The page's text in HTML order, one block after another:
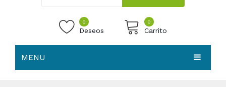
0
Deseos
0
Carrito
MENU